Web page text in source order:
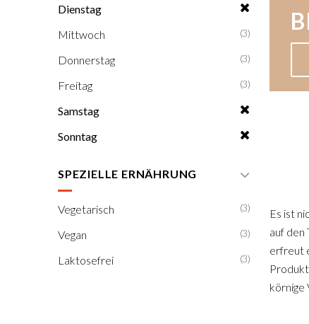
Dienstag
Mittwoch
(3)
Donnerstag (3)
Freitag (3)
Samstag
Sonntag
SPEZIELLE ERNÄHRUNG
Vegetarisch (3)
Vegan (3)
Laktosefrei (3)
Es ist
auf den
erfreut
körnige